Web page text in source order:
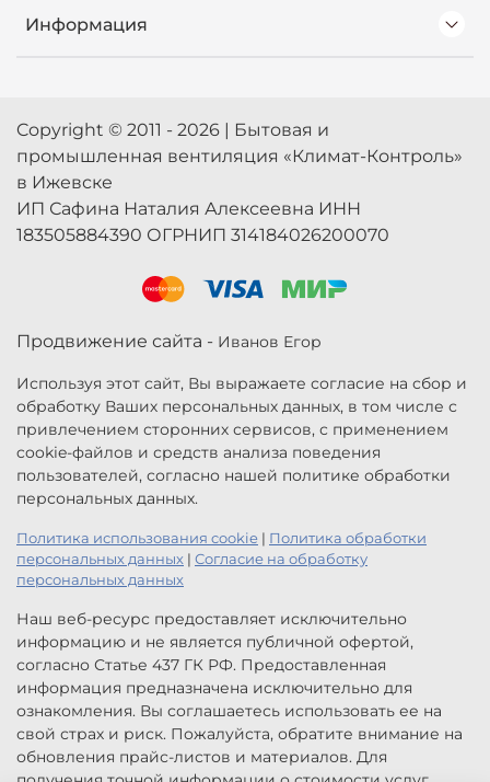
Информация
Copyright © 2011 - 2026 | Бытовая и
промышленная вентиляция «Климат-Контроль»
в Ижевске
ИП Сафина Наталия Алексеевна ИНН
183505884390 ОГРНИП 314184026200070
Продвижение сайта - Иванов Егор
Используя этот сайт, Вы выражаете согласие на сбор и
обработку Ваших персональных данных, в том числе с
привлечением сторонних сервисов, с применением
cookie-файлов и средств анализа поведения
пользователей, согласно нашей политике обработки
персональных данных.
Политика использования cookie | Политика обработки
персональных данных | Согласие на обработку
персональных данных
Наш веб-ресурс предоставляет исключительно
информацию и не является публичной офертой,
согласно Статье 437 ГК РФ. Предоставленная
информация предназначена исключительно для
ознакомления. Вы соглашаетесь использовать ее на
свой страх и риск. Пожалуйста, обратите внимание на
обновления прайс-листов и материалов. Для